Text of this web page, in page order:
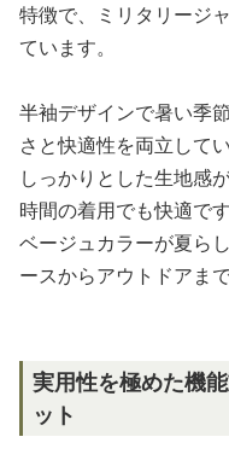
特徴で、ミリタリージ
ています。
半袖デザインで暑い季
さと快適性を両立してい
しっかりとした生地感
時間の着用でも快適です
ベージュカラーが夏ら
ースからアウトドアま
実用性を極めた機
ット